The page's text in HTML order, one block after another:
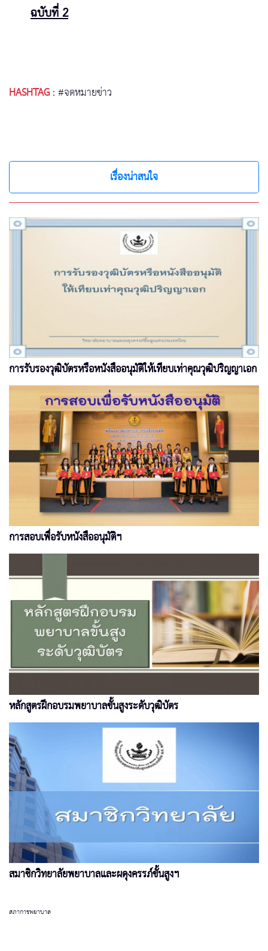
ฉบับที่ 2
HASHTAG:#จดหมายข่าว
เรื่องน่าสนใจ
การรับรองวุฒิบัตรหรือหนังสืออนุมัติให้เทียบเท่าคุณวุฒิปริญญาเอก
การสอบเพื่อรับหนังสืออนุมัติฯ
หลักสูตรฝึกอบรมพยาบาลขั้นสูงระดับวุฒิบัตร
สมาชิกวิทยาลัยพยาบาลและผดุงครรภ์ขั้นสูงฯ
สภาการพยาบาล